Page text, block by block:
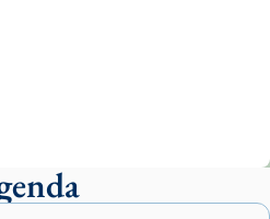
juliol la missa de Les